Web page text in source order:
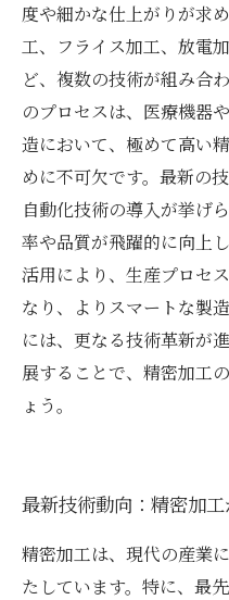
度や細かな仕上がりが求
工、フライス加工、放電
ど、複数の技術が組み合
のプロセスは、医療機器
造において、極めて高い
めに不可欠です。最新の
自動化技術の導入が挙げ
率や品質が飛躍的に向上
活用により、生産プロセ
なり、よりスマートな製
には、更なる技術革新が
展することで、精密加工
ょう。
最新技術動向：精密加
精密加工は、現代の産業
たしています。特に、最